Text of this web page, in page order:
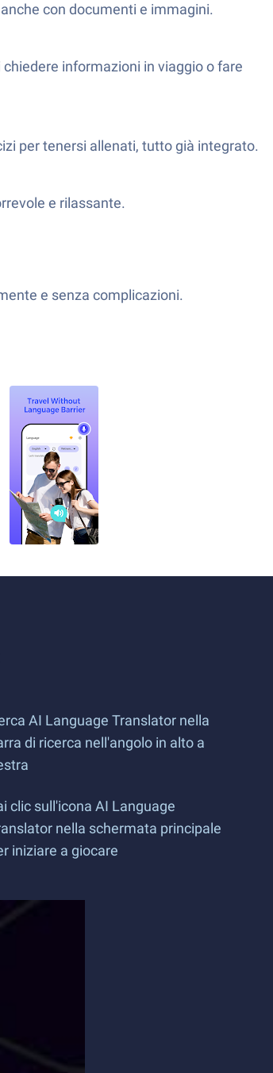
con documenti e immagini.
informazioni in viaggio o fare
per tenersi allenati, tutto già integrato.
e rilassante.
e senza complicazioni.
AI Language Translator nella
di ricerca nell'angolo in alto a
clic sull'icona AI Language
nella schermata principale
iniziare a giocare